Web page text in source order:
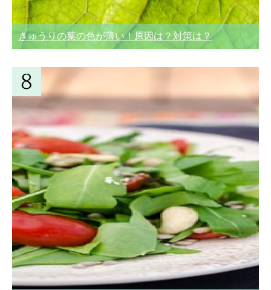
きゅうりの葉の色が薄い！原因は？対策は？